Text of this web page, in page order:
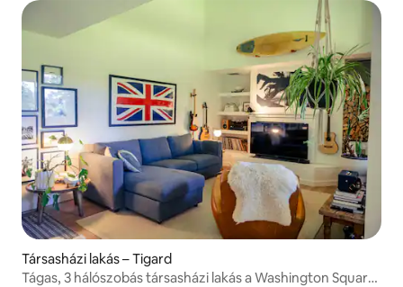
Társasházi lakás – Tigard
Tágas, 3 hálószobás társasházi lakás a Washington Square